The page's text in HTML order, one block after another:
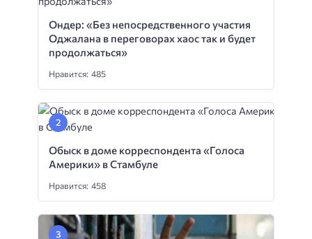
Ондер: «Без непосредственного участия
Оджалана в переговорах хаос так и будет
продолжаться»
Нравится: 485
Обыск в доме корреспондента «Голоса
Америки» в Стамбуле
Нравится: 458